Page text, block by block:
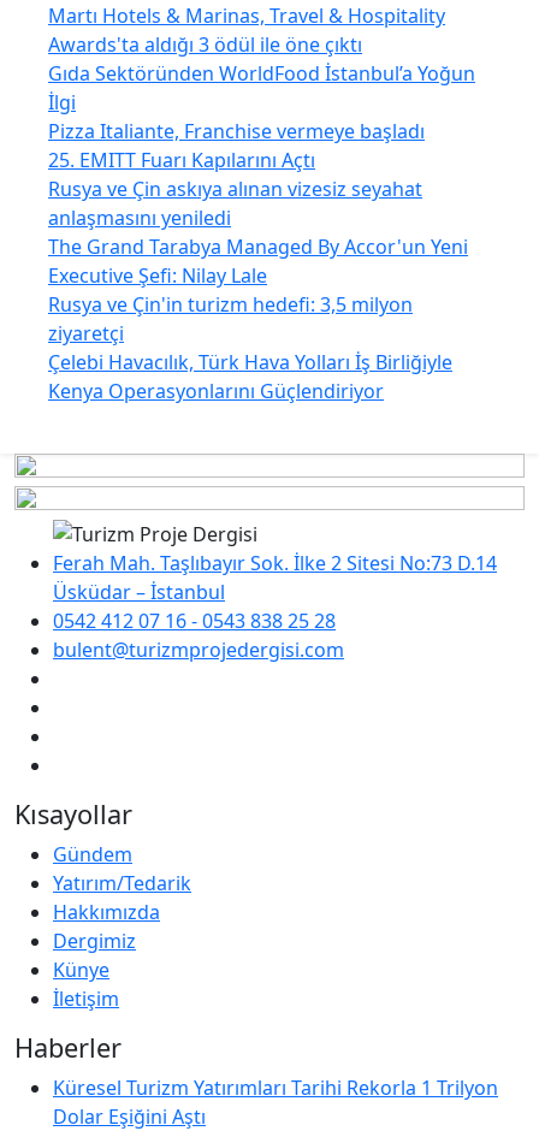
Martı Hotels & Marinas, Travel & Hospitality
Awards'ta aldığı 3 ödül ile öne çıktı
Gıda Sektöründen WorldFood İstanbul’a Yoğun
İlgi
Pizza Italiante, Franchise vermeye başladı
25. EMITT Fuarı Kapılarını Açtı
Rusya ve Çin askıya alınan vizesiz seyahat
anlaşmasını yeniledi
The Grand Tarabya Managed By Accor'un Yeni
Executive Şefi: Nilay Lale
Rusya ve Çin'in turizm hedefi: 3,5 milyon
ziyaretçi
Çelebi Havacılık, Türk Hava Yolları İş Birliğiyle
Kenya Operasyonlarını Güçlendiriyor
Ferah Mah. Taşlıbayır Sok. İlke 2 Sitesi No:73 D.14
Üsküdar – İstanbul
0542 412 07 16 - 0543 838 25 28
bulent@turizmprojedergisi.com
Kısayollar
Gündem
Yatırım/Tedarik
Hakkımızda
Dergimiz
Künye
İletişim
Haberler
Küresel Turizm Yatırımları Tarihi Rekorla 1 Trilyon
Dolar Eşiğini Aştı